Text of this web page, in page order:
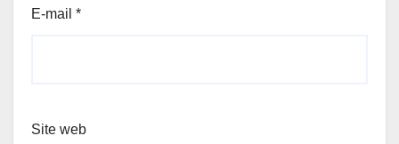
E-mail *
Site web